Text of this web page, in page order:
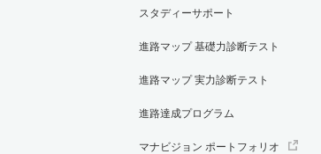
スタディーサポート
進路マップ 基礎力診断テスト
進路マップ 実力診断テスト
進路達成プログラム
マナビジョン ポートフォリオ